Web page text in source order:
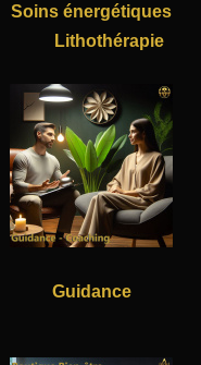
Soins énergétiques
Lithothérapie
Guidance